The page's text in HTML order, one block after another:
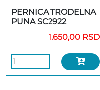
PERNICA TRODELNA
PUNA SC2922
1.650,00 RSD